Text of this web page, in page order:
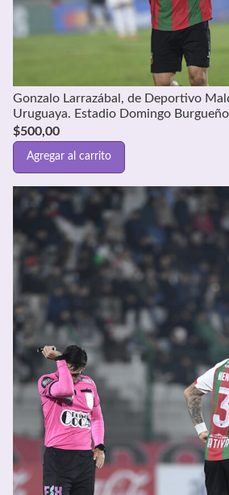
Gonzalo Larrazábal, de Deportivo
Uruguaya. Estadio Domingo
$500,00
Agregar al carrito